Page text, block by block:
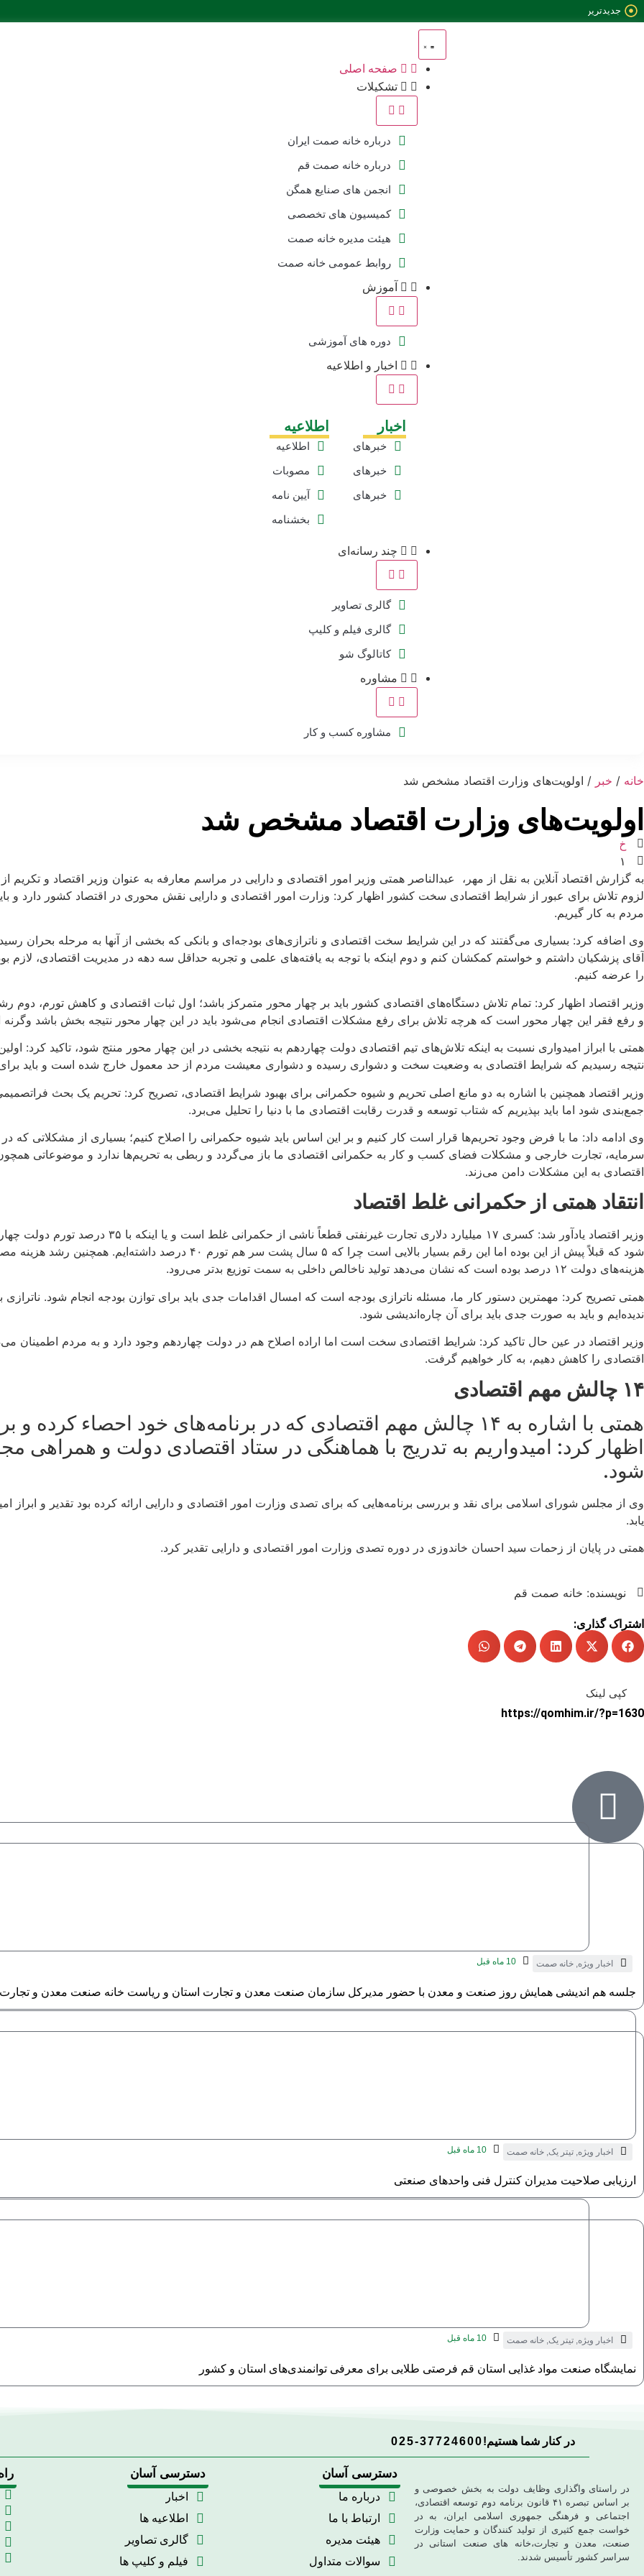
جدیدترین
خبرها:
صفحه اصلی
تشکیلات
درباره خانه صمت ایران
درباره خانه صمت قم
انجمن های صنایع همگن
کمیسیون های تخصصی
هیئت مدیره خانه صمت
روابط عمومی خانه صمت
آموزش
دوره های آموزشی
اخبار و اطلاعیه
اخبار
خبرهای
خبرهای
خبرهای
اطلاعیه
اطلاعیه
مصوبات
آیین نامه
بخشنامه
چند رسانه‌ای
گالری تصاویر
گالری فیلم و کلیپ
کاتالوگ شو
مشاوره
مشاوره کسب و کار
خانه / خبر / اولویت‌های وزارت‌ اقتصاد مشخص شد
اولویت‌های وزارت‌ اقتصاد مشخص شد
خ
ب
ر
ک
و
ا
ه
۱
۴
۰
۳
۰
۶
-
۶
به گزارش اقتصاد آنلاین به نقل از مهر، عبدالناصر همتی وزیر امور اقتصادی و دارایی در مراسم معارفه به عنوان وزیر اقتصاد و تکریم
لزوم تلاش برای عبور از شرایط اقتصادی سخت کشور اظهار کرد: وزارت امور اقتصادی و دارایی نقش محوری در اقتصاد کشور دارد و
مردم به کار گیریم.
وی اضافه کرد: بسیاری می‌گفتند که در این شرایط سخت اقتصادی و ناترازی‌های بودجه‌ای و بانکی که بخشی از آنها به مرحله بحران
آقای پزشکیان داشتم و خواستم کمکشان کنم و دوم اینکه با توجه به یافته‌های علمی و تجربه حداقل سه دهه در مدیریت اقتصادی،
را عرضه کنیم.
وزیر اقتصاد اظهار کرد: تمام تلاش دستگاه‌های اقتصادی کشور باید بر چهار محور متمرکز باشد؛ اول ثبات اقتصادی و کاهش تورم، دوم
و رفع فقر این چهار محور است که هرچه تلاش برای رفع مشکلات اقتصادی انجام می‌شود باید در این چهار محور نتیجه بخش باشد وگرنه
همتی با ابراز امیدواری نسبت به اینکه تلاش‌های تیم اقتصادی دولت چهاردهم به نتیجه بخشی در این چهار محور منتج شود، تاکید کرد:
نتیجه رسیدیم که شرایط اقتصادی به وضعیت سخت و دشواری رسیده و دشواری معیشت مردم از حد معمول خارج شده است و باید
وزیر اقتصاد همچنین با اشاره به دو مانع اصلی تحریم و شیوه حکمرانی برای بهبود شرایط اقتصادی، تصریح کرد: تحریم یک بحث
جمع‌بندی شود اما باید بپذیریم که شتاب توسعه و قدرت رقابت اقتصادی ما با دنیا را تحلیل می‌برد.
وی ادامه داد: ما با فرض وجود تحریم‌ها قرار است کار کنیم و بر این اساس باید شیوه حکمرانی را اصلاح کنیم؛ بسیاری از مشکلاتی که
سرمایه، تجارت خارجی و مشکلات فضای کسب و کار به حکمرانی اقتصادی ما باز می‌گردد و ربطی به تحریم‌ها ندارد و موضوعاتی
اقتصادی به این مشکلات دامن می‌زند.
انتقاد همتی از حکمرانی غلط اقتصاد
وزیر اقتصاد یادآور شد: کسری ۱۷ میلیارد دلاری
هزینه‌های دولت ۱۲ درصد بوده است که نشان می‌دهد تولید ناخالص داخلی به سمت توزیع بدتر می‌رود.
همتی تصریح کرد: مهمترین دستور کار ما، مسئله ناترازی بودجه است که امسال اقدامات جدی باید برای توازن بودجه انجام شود.
ندیده‌ایم و باید به صورت جدی باید برای آن چاره‌اندیشی شود.
وزیر اقتصاد در عین حال تاکید کرد: شرایط اقتصادی سخت است اما اراده اصلاح هم در دولت چهاردهم وجود دارد و به مردم اطمینان
اقتصادی را کاهش دهیم، به کار خواهیم گرفت.
۱۴ چالش مهم اقتصادی
همتی با اشاره به ۱۴ چالش مهم اقتصادی که در برنامه‌های خود احصاء
اظهار کرد: امیدواریم به تدریج با هماهنگی در ستاد اقتصادی دولت و
شود.
وی از مجلس شورای اسلامی برای نقد و بررسی برنامه‌هایی که برای تصدی وزارت امور اقتصادی و دارایی ارائه کرده بود تقدیر و
یابد.
همتی در پایان از زحمات سید احسان خاندوزی در دوره تصدی وزارت امور اقتصادی و دارایی تقدیر کرد.
نویسنده: خانه صمت قم
اشتراک گذاری:
کپی لینک
https://qomhim.ir/?p=1630
اخبار ویژه خانه صمت 10 ماه قبل
جلسه هم اندیشی همایش روز صنعت و معدن با حضور مدیرکل سازمان صنعت معدن و تجارت استان و ریاست خانه صنعت معدن و تجارت
اخبار ویژه تیتر یک خانه صمت 10 ماه قبل
ارزیابی صلاحیت مدیران کنترل فنی واحدهای صنعتی
اخبار ویژه تیتر یک خانه صمت 10 ماه قبل
نمایشگاه صنعت مواد غذایی استان قم فرصتی طلایی برای معرفی توانمندی‌های استان و کشور
در کنار شما هستیم!025-37724600
در راستای واگذاری وظایف دولت به بخش خصوصی و
بر اساس تبصره ۴۱ قانون برنامه دوم توسعه اقتصادی،
اجتماعی و فرهنگی جمهوری اسلامی ایران، به در
خواست جمع کثیری از تولید کنندگان و حمایت وزارت
صنعت، معدن و تجارت،خانه های صنعت استانی در
سراسر کشور تأسیس شدند.
دسترسی آسان
درباره ما
ارتباط با ما
هیئت مدیره
سوالات متداول
دسترسی آسان
اخبار
اطلاعیه ها
گالری تصاویر
فیلم و کلیپ ها